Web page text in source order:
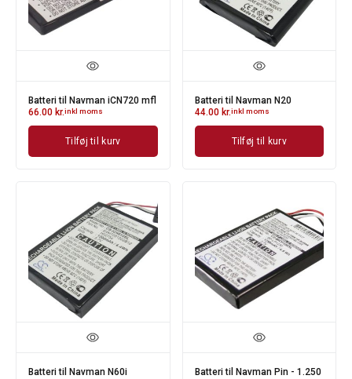
Batteri til Navman iCN720 mfl
66.00 kr.inkl moms
Tilføj til kurv
Batteri til Navman N20
44.00 kr.inkl moms
Tilføj til kurv
Batteri til Navman N60i
Batteri til Navman Pin - 1.250